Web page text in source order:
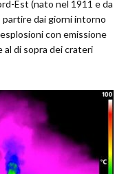
Est (nato nel 1911 e da
dai giorni intorno
con emissione
al di sopra dei crateri